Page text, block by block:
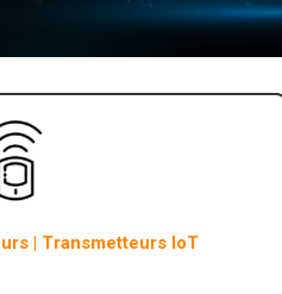
| Transmetteurs IoT